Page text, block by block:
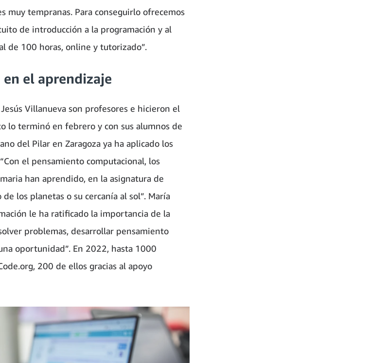
muy tempranas. Para conseguirlo ofrecemos
de introducción a la programación y al
de 100 horas, online y tutorizado”.
el aprendizaje
Villanueva son profesores e hicieron el
lo terminó en febrero y con sus alumnos de
del Pilar en Zaragoza ya ha aplicado los
el pensamiento computacional, los
han aprendido, en la asignatura de
los planetas o su cercanía al sol”. María
le ha ratificado la importancia de la
problemas, desarrollar pensamiento
oportunidad”. En 2022, hasta 1000
200 de ellos gracias al apoyo